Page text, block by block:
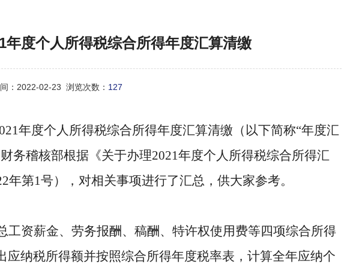
年度个人所得税综合所得年度汇算清缴
：2022-02-23 浏览次数： 127
年度个人所得税综合所得年度汇算清缴（以下简称“年度汇
财务稽核部根据《关于办理2021年度个人所得税综合所得汇
年第1号）， 对相关事项进行了汇总，供大家参考。
工资薪金、劳务报酬、稿酬、特许权使用费等四项综合所得
纳税所得额并按照综合所得年度税率表，计算全年应纳个